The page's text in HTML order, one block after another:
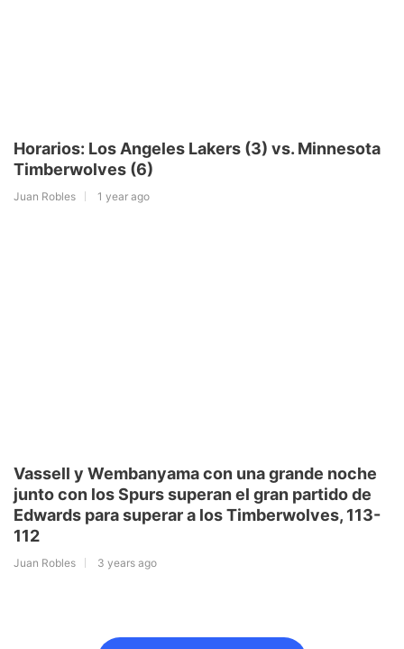
Horarios: Los Angeles Lakers (3) vs. Minnesota
Timberwolves (6)
Juan Robles 1 year ago
Vassell y Wembanyama con una grande noche
junto con los Spurs superan el gran partido de
Edwards para superar a los Timberwolves, 113-
112
Juan Robles 3 years ago